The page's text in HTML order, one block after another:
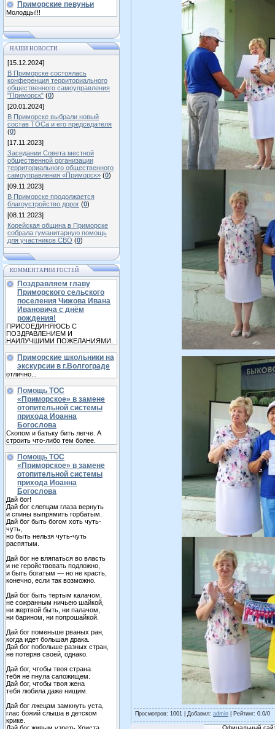
Приморские певуньи
Молодцы!!!
НАШИ НОВОСТИ
[15.12.2024]
В Приморске состоялась
конференция территориального
общественного самоуправления
"Приморск" (0)
[20.01.2024]
В Приморске выбрали новый
состав ТОСа и его председателя
(0)
[17.11.2023]
Заседании Совета местной
общественной организации
территориального общественного
самоуправления «Приморск» (0)
[09.11.2023]
В Приморске продолжается
благоустройство дорог (0)
[08.11.2023]
Корейская община в Приморске
собрала гуманитарную помощь
для участников СВО (0)
КОММЕНТАРИИ ГОСТЕЙ
Поздравляем главу
Приморского сельского
поселения Чижова Ивана
Ивановича с днём
рождения!
ПРИСОЕДИНЯЮСЬ С
ПОЗДРАВЛЕНИЕМ И
НАИЛУЧШИМИ ПОЖЕЛАНИЯМИ.
Приморские школьники на
экскурсии в г.Волгограде
отлично...
Помощь ТОС
«Приморское» в замене
отопительной системы
прихода Иоанна
Богослова
Скопом и батьку бить легче. А
строить что-либо тем более.
Помощь ТОС
«Приморское» в замене
отопительной системы
прихода Иоанна
Богослова
Дай бог!
Дай бог слепцам глаза вернуть
и спины выпрямить горбатым.
Дай бог быть богом хоть чуть-
чуть,
но быть нельзя чуть-чуть
распятым.
Дай бог не вляпаться во власть
и не геройствовать подложно,
и быть богатым — но не красть,
конечно, если так возможно.
Дай бог быть тертым калачом,
не сожранным ничьею шайкой,
ни жертвой быть, ни палачом,
ни барином, ни попрошайкой.
Дай бог поменьше рваных ран,
когда идет большая драка.
Дай бог побольше разных стран,
не потеряв своей, однако.
Дай бог, чтобы твоя страна
тебя не пнула сапожищем.
Дай бог, чтобы твоя жена
тебя любила даже нищим.
Дай бог лжецам замкнуть уста,
глас божий слыша в детском
крике.
Просмотров: 1001 | Добавил: admin Рейтинг: 0.0/0
Офицальный